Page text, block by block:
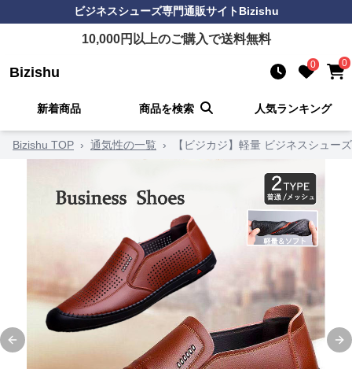
ビジネスシューズ専門通販サイトBizishu
10,000円以上のご購入で送料無料
Bizishu 0 0
新着商品 商品を検索 人気ランキング
Bizishu TOP › 通気性の一覧 › 【ビジカジ】軽量 ビジネスシュー
Previous slide